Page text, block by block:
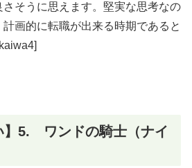
そうに思えます。堅実な思考なの
画的に転職が出来る時期であると
】5. ワンドの騎士（ナイ